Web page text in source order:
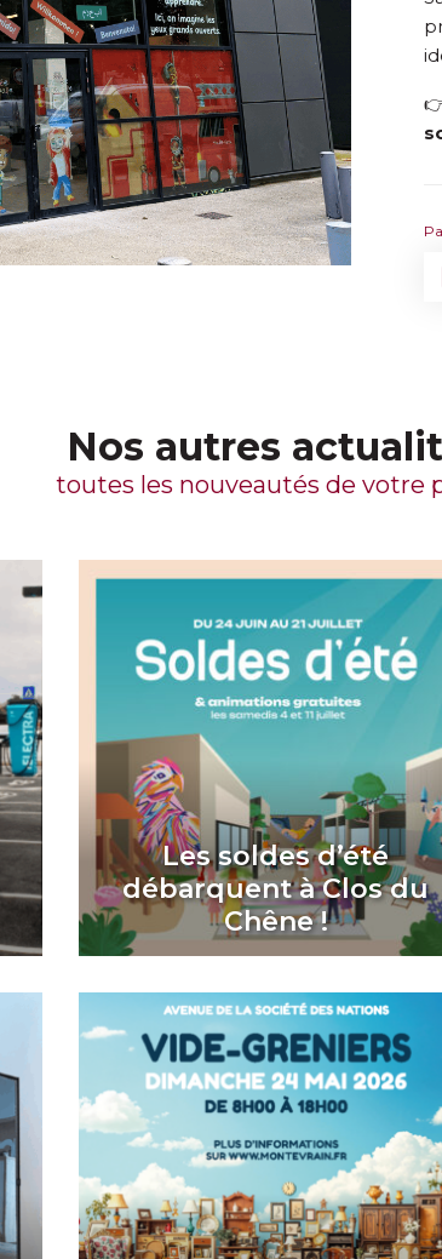
Nos autres
toutes les nouveautés de votre
Les soldes d’été
débarquent à Clos du
Chêne !